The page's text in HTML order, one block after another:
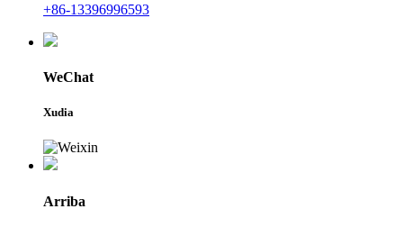
+86-13396996593
WeChat
Xudia
Arriba